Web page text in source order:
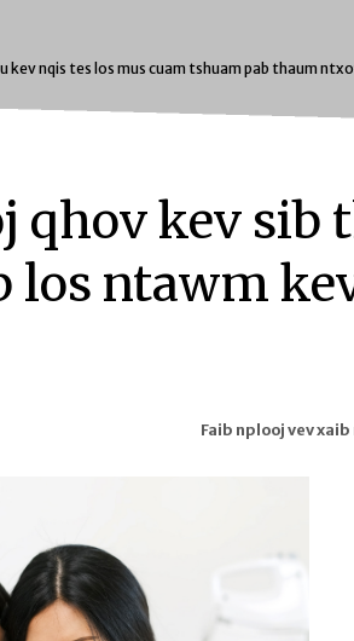
nqis tes los mus cuam tshuam pab thaum
qhov kev sib
los ntawm
Faib nplooj vev xaib